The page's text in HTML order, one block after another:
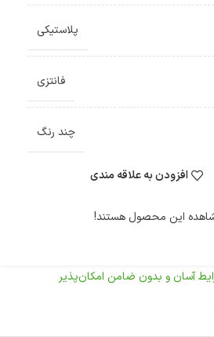
پلاستیکی
فانتزی
چند رنگ
افزودن به علاقه مندی
این محصول هستند!
500 هزار تومان ، رایگان به سراسر کشور
محصولات ارائه می‌شود.